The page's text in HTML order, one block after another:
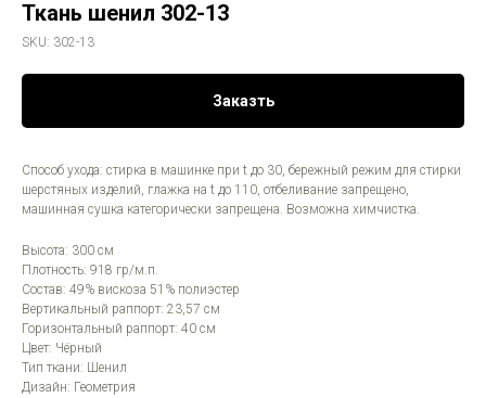
Ткань шенил 302-13
SKU: 302-13
Заказть
Способ ухода: стирка в машинке при t до 30, бережный режим для стирки
шерстяных изделий, глажка на t до 110, отбеливание запрещено,
машинная сушка категорически запрещена. Возможна химчистка.
Высота: 300 см
Плотность: 918 гр/м.п.
Состав: 49% вискоза 51% полиэстер
Вертикальный раппорт: 23,57 см
Горизонтальный раппорт: 40 см
Цвет: Чёрный
Тип ткани: Шенил
Дизайн: Геометрия